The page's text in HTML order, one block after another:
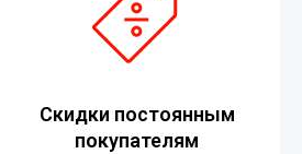
Скидки постоянным
покупателям